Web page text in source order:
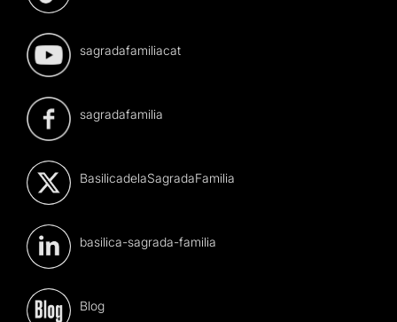
sagradafamiliacat
sagradafamilia
BasilicadelaSagradaFamilia
basilica-sagrada-familia
Blog